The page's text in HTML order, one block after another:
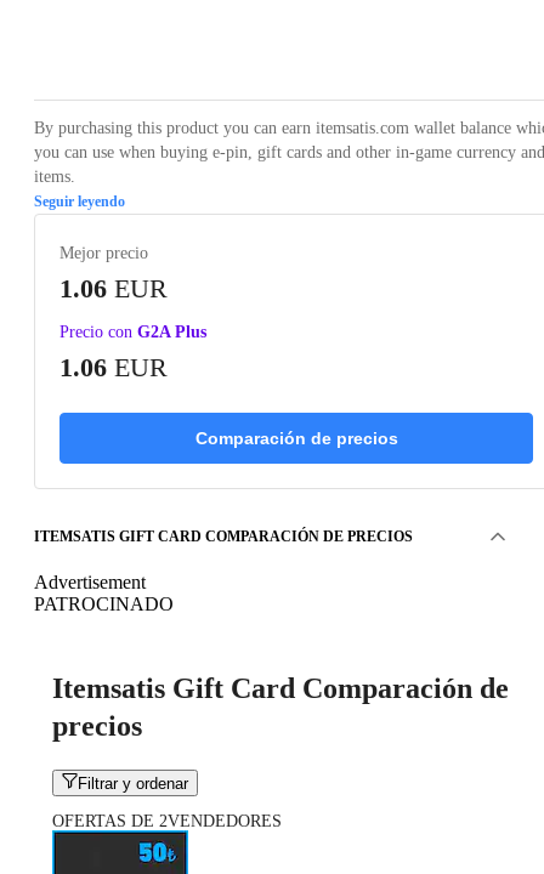
By purchasing this product you can earn itemsatis.com wallet balance
you can use when buying e-pin, gift cards and other in-game currency and
items.
Seguir leyendo
Mejor precio
1.06 EUR
Precio con G2A Plus
1.06 EUR
Comparación de precios
ITEMSATIS GIFT CARD COMPARACIÓN DE PRECIOS
Advertisement
PATROCINADO
Itemsatis Gift Card Comparación de
precios
Filtrar y ordenar
OFERTAS DE 2VENDEDORES